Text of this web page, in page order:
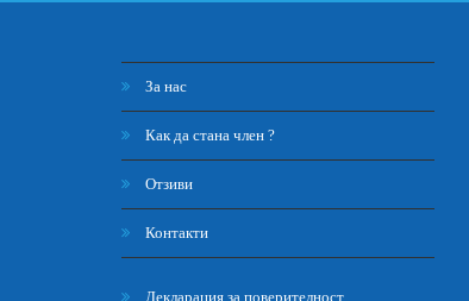
За нас
Как да стана член ?
Отзиви
Контакти
Декларация за поверителност